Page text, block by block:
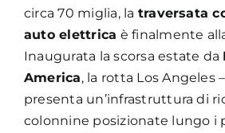
circa 70 miglia, la traversata
auto elettrica è finalmente
Inaugurata la scorsa estate da
America, la rotta Los Angeles
presenta un’infrastruttura di
colonnine posizionate lungo i